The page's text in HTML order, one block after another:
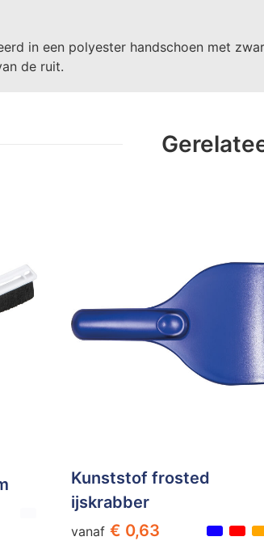
in een polyester handschoen met
de ruit.
Kunststof frosted
ijskrabber
vanaf € 0,63